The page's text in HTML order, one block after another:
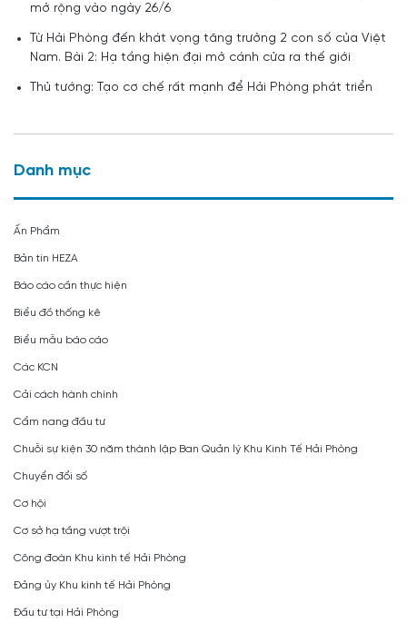
mở rộng vào ngày 26/6
Từ Hải Phòng đến khát vọng tăng trưởng 2 con số của Việt
Nam. Bài 2: Hạ tầng hiện đại mở cánh cửa ra thế giới
Thủ tướng: Tạo cơ chế rất mạnh để Hải Phòng phát triển
Danh mục
Ấn Phẩm
Bản tin HEZA
Báo cáo cần thực hiện
Biểu đồ thống kê
Biểu mẫu báo cáo
Các KCN
Cải cách hành chính
Cẩm nang đầu tư
Chuỗi sự kiện 30 năm thành lập Ban Quản lý Khu Kinh Tế Hải Phòng
Chuyển đổi số
Cơ hội
Cơ sở hạ tầng vượt trội
Công đoàn Khu kinh tế Hải Phòng
Đảng ủy Khu kinh tế Hải Phòng
Đầu tư tại Hải Phòng